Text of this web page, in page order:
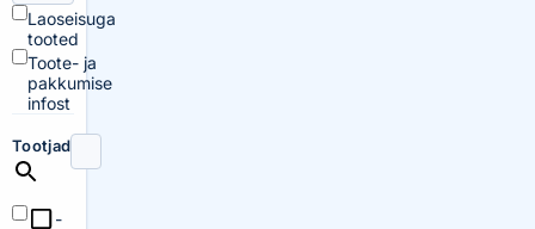
Laoseisuga
tooted
Toote- ja
pakkumise
infost
Tootjad
-